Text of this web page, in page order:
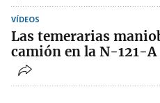
VÍDEOS
Las temerarias
camión en la N-121-A